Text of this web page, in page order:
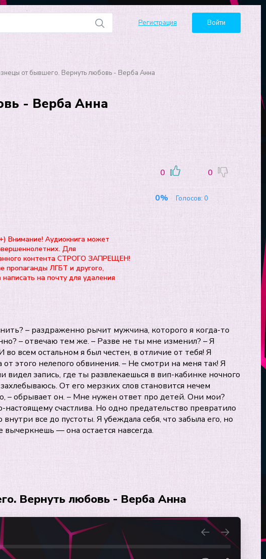
Регистрация Войти
от бывшего. Вернуть любовь - Верба Анна
- Верба Анна
Внимание! Аудиокнига может
Для
контента СТРОГО ЗАПРЕЩЕН!
пропаганды ЛГБТ и другого,
на почту для удаления
0 0
0% Голосов: 0
– раздраженно рычит мужчина, которого я когда-то
– отвечаю тем же. – Разве не ты мне изменил? – Я
во всем остальном я был честен, в отличие от тебя! Я
этого нелепого обвинения. – Не смотри на меня так! Я
видел запись, где ты развлекаешься в вип-кабинке ночного
От его мерзких слов становится нечем
– обрывает он. – Мне нужен ответ про детей. Они мои?
счастлива. Но одно предательство превратило
все до пустоты. Я убеждала себя, что забыла его, но
— она остается навсегда.
Вернуть любовь - Верба Анна